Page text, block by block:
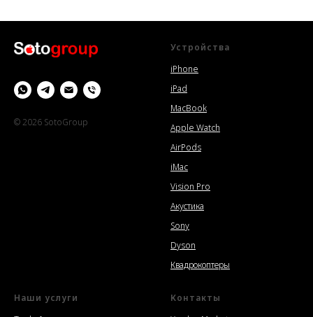
© 2026 SotoGroup
Устройства
iPhone
iPad
MacBook
Apple Watch
AirPods
iMac
Vision Pro
Акустика
Sony
Dyson
Квадрокоптеры
Наши услуги
Контакты